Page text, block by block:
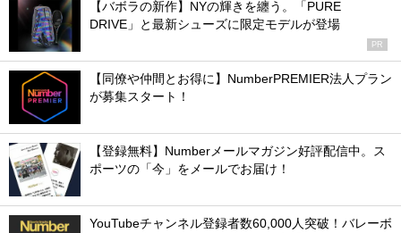
【バボラの新作】NYの輝きを纏う。「PURE
DRIVE」と最新シューズに限定モデルが登場
PR
【同僚や仲間とお得に】NumberPREMIER法人プラン
が募集スタート！
【登録無料】Numberメールマガジン好評配信中。ス
ポーツの「今」をメールでお届け！
YouTubeチャンネル登録者数60,000人突破！バレーボ